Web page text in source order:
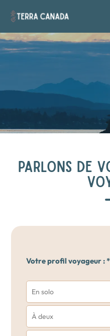
PARLONS DE
Votre profil voyageur : *
En solo
À deux